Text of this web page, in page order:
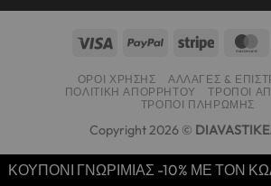
ΌΡΟΙ ΧΡΉΣΗΣ
ΑΛΛΑΓΈΣ &
ΠΟΛΙΤΙΚΉ ΑΠΟΡΡΉΤΟΥ
ΤΡΌΠΟΙ
ΤΡΌΠΟΙ ΠΛΗΡΩΜΉΣ
Copyright 2026 ©
ΚΟΥΠΟΝΙ ΓΝΩΡΙΜΙΑΣ -10% ΜΕ ΤΟΝ